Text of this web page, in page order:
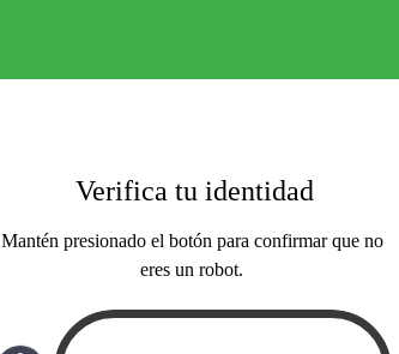
Verifica tu identidad
Mantén presionado el botón para confirmar que no
eres un robot.